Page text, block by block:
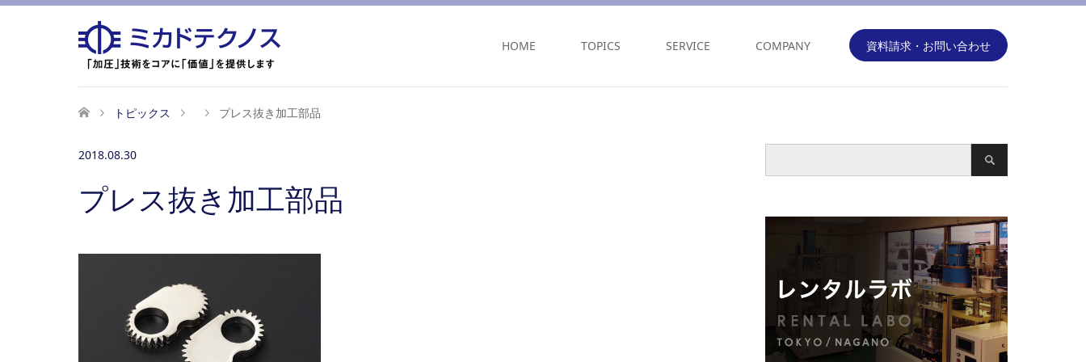
HOME TOPICS SERVICE COMPANY 資料請求・お問い合わせ
トピックス プレス抜き加工部品
2018.08.30
プレス抜き加工部品